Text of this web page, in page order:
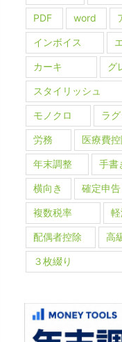
PDF word
インボイス
カーキ グ
スタイリッシュ
モノクロ ラ
労務 医療費
年末調整 手書
横向き 確定申告
複数税率
配偶者控除 高
３枚綴り